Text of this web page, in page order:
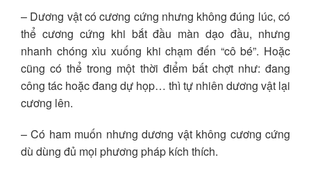
– Dương vật có cương cứng nhưng không đúng lúc, có
thể cương cứng khi bắt đầu màn dạo đầu, nhưng
nhanh chóng xìu xuống khi chạm đến “cô bé”. Hoặc
cũng có thể trong một thời điểm bất chợt như: đang
công tác hoặc đang dự họp… thì tự nhiên dương vật lại
cương lên.
– Có ham muốn nhưng dương vật không cương cứng
dù dùng đủ mọi phương pháp kích thích.